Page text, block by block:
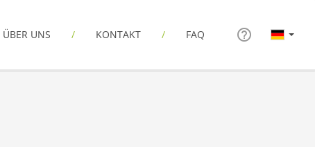
ÜBER UNS KONTAKT FAQ